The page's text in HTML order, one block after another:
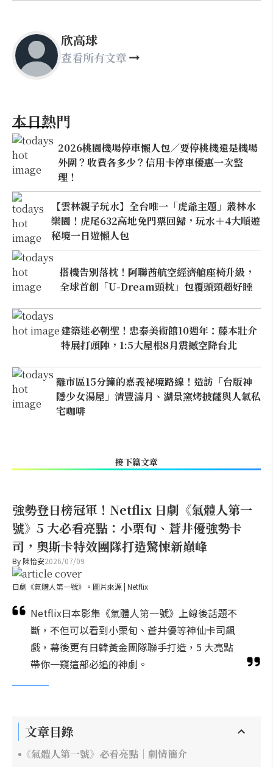
欣高球
查看所有文章
本日熱門
2026桃園機場停車懶人包／要停桃機還是機場
外圍？收費各多少？信用卡停車優惠一次整
理！
【雲林親子玩水】全台唯一「虎爺主題」叢林水
樂園！虎尾632高地免門票回歸，玩水＋4大順遊
秘境一日遊懶人包
搭機告別落枕！阿聯酋航空經濟艙座椅升級，
全球首創「U-Dream頭枕」包覆頭頸超好睡
建築迷必朝聖！忠泰美術館10週年：藤本壯介
特展打頭陣，1:5大屋根8月震撼空降台北
離市區15分鐘的嘉義祕境路線！造訪「台版神
隱少女湯屋」清豐濤月、湖景窯烤披薩與人氣私
宅咖啡
接下篇文章
強勢登日榜冠軍！Netflix 日劇《氣體人第一
號》5 大必看亮點：小栗旬、蒼井優強勢卡
司，奧斯卡特效團隊打造驚悚新巔峰
By 陳怡安2026/07/09
日劇《氣體人第一號》。圖片來源 | Netflix
Netflix日本影集《氣體人第一號》上線後話題不
斷，不但可以看到小栗旬、蒼井優等神仙卡司飆
戲，幕後更有日韓黃金團隊聯手打造，5 大亮點
帶你一窺這部必追的神劇。
文章目錄
《氣體人第一號》必看亮點｜劇情簡介